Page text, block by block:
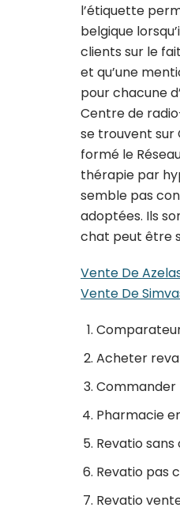
l’étiquette
belgique
clients sur le
et qu’une
pour chacune
Centre de
se trouvent sur
formé le
thérapie par
semble pas
adoptées. Ils
chat peut être
Vente De
Vente De
Acheter
Commander
Pharmacie
Revatio
Revatio pas
Revatio